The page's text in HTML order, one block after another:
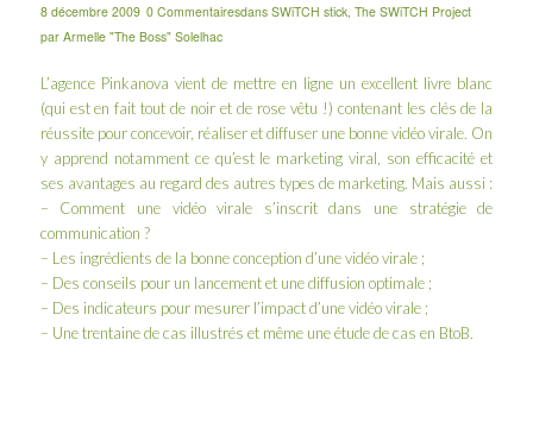
8 décembre 2009 0 Commentairesdans SWiTCH stick, The SWiTCH Project
par Armelle "The Boss" Solelhac
L’agence Pinkanova vient de mettre en ligne un excellent livre blanc
(qui est en fait tout de noir et de rose vêtu !) contenant les clés de la
réussite pour concevoir, réaliser et diffuser une bonne vidéo virale. On
y apprend notamment ce qu’est le marketing viral, son efficacité et
ses avantages au regard des autres types de marketing. Mais aussi :
– Comment une vidéo virale s’inscrit dans une stratégie de
communication ?
– Les ingrédients de la bonne conception d’une vidéo virale ;
– Des conseils pour un lancement et une diffusion optimale ;
– Des indicateurs pour mesurer l’impact d’une vidéo virale ;
– Une trentaine de cas illustrés et même une étude de cas en BtoB.